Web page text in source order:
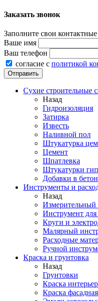
Заказать звонок
Заполните свои
Ваше имя
Ваш телефон
согласие с политикой
Сухие строительные
Назад
Гидроизоляция
Затирка
Известь
Наливной пол
Штукатурка
Цемент
Шпатлевка
Штукатурки
Добавки в
Инструменты и
Назад
Измерительный
Инструмент
Круги и
Малярный
Расходные
Ручной
Краска и грунтовка
Назад
Грунтовки
Краска
Краска фасадная